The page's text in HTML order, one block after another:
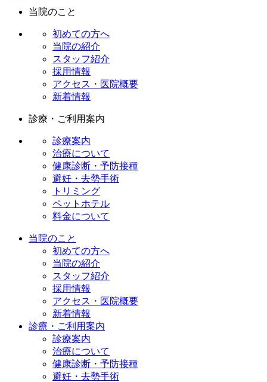
当院のこと
初めての方へ
当院の紹介
スタッフ紹介
採用情報
アクセス・医院概要
新着情報
診療・ご利用案内
診療案内
治療について
健康診断・予防接種
避妊・去勢手術
トリミング
ペットホテル
料金について
当院のこと
初めての方へ
当院の紹介
スタッフ紹介
採用情報
アクセス・医院概要
新着情報
診療・ご利用案内
診療案内
治療について
健康診断・予防接種
避妊・去勢手術